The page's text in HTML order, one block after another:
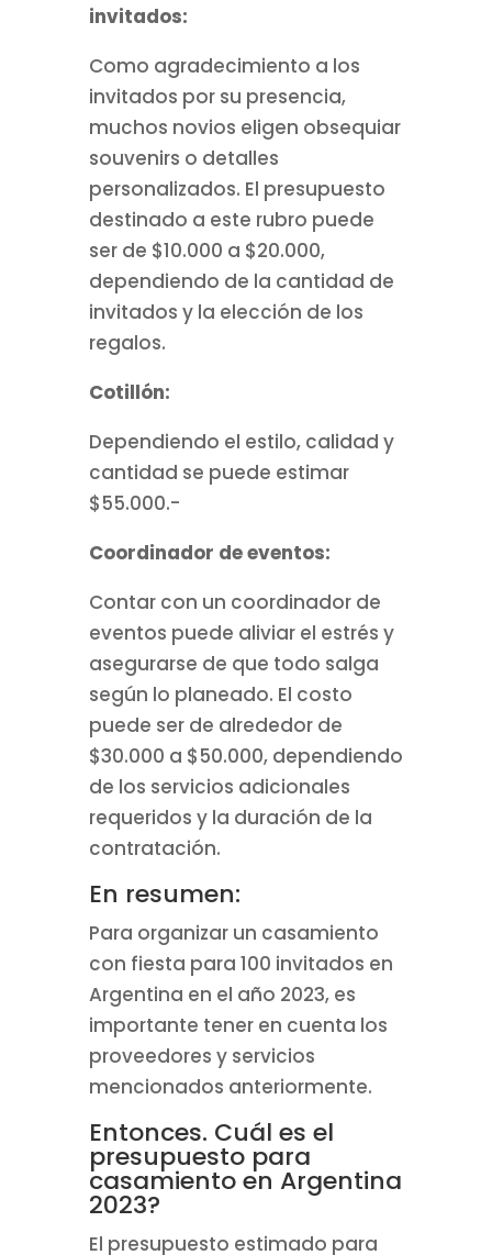
invitados:
Como agradecimiento a los
invitados por su presencia,
muchos novios eligen obsequiar
souvenirs o detalles
personalizados. El presupuesto
destinado a este rubro puede
ser de $10.000 a $20.000,
dependiendo de la cantidad de
invitados y la elección de los
regalos.
Cotillón:
Dependiendo el estilo, calidad y
cantidad se puede estimar
$55.000.-
Coordinador de eventos:
Contar con un coordinador de
eventos puede aliviar el estrés y
asegurarse de que todo salga
según lo planeado. El costo
puede ser de alrededor de
$30.000 a $50.000, dependiendo
de los servicios adicionales
requeridos y la duración de la
contratación.
En resumen:
Para organizar un casamiento
con fiesta para 100 invitados en
Argentina en el año 2023, es
importante tener en cuenta los
proveedores y servicios
mencionados anteriormente.
Entonces. Cuál es el
presupuesto para
casamiento en Argentina
2023?
El presupuesto estimado para